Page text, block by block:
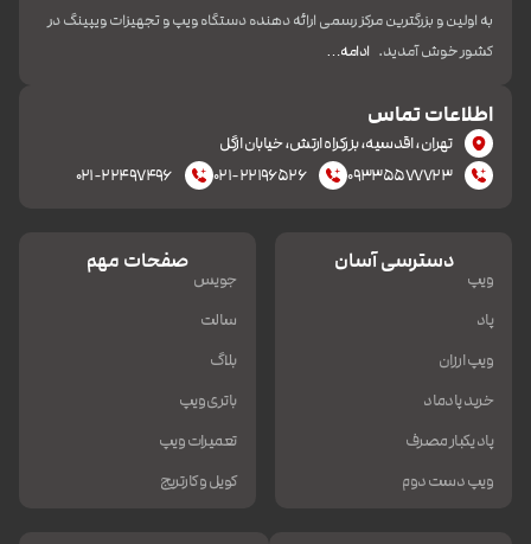
به اولین و بزرگترین مرکز رسمی ارائه دهنده دستگاه ویپ و تجهیزات ویپینگ در
کشور خوش آمدید. ادامه…
اطلاعات تماس
تهران، اقدسیه، بزرکراه ارتش، خیابان ازگل
۰۹۳۳۵۵۷۷۷۲۳
۰۲۱-۲۲۱۹۶۵۲۶ ۰۲۱-۲۲۴۹۷۴۹۶
دسترسی آسان
ویپ
پاد
ویپ ارزان
خرید پادماد
پاد یکبار مصرف
ویپ دست دوم
صفحات مهم
جویس
سالت
بلاگ
باتری ویپ
تعمیرات ویپ
کویل و کارتریج